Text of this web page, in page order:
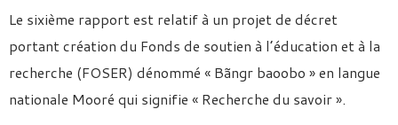
Le sixième rapport est relatif à un projet de décret
portant création du Fonds de soutien à l’éducation et à la
recherche (FOSER) dénommé « Bãngr baoobo » en langue
nationale Mooré qui signifie « Recherche du savoir ».